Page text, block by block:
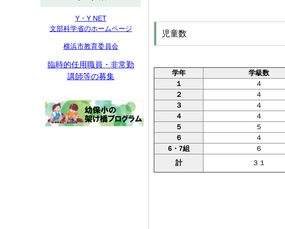
Y・Y NET
文部科学省のホームページ
横浜市教育委員会
臨時的任用職員・非常勤
講師等の募集
児童数
学年 学級数
１
４
２
４
３
４
４
４
５
５
６
４
6・7組
６
計
３１